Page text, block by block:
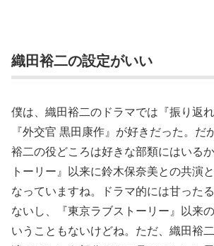
織田裕二の設定がいい
僕は、織田裕二のドラマでは『振り返
『外交官 黒田康作』が好きだった。だ
裕二の役どころは好きな部類にはいる
トーリー』以来に鈴木保奈美との共演
なっていますね。ドラマ的には甘った
ないし、『東京ラブストーリー』以来
いうこともないけどね。ただ、織田裕